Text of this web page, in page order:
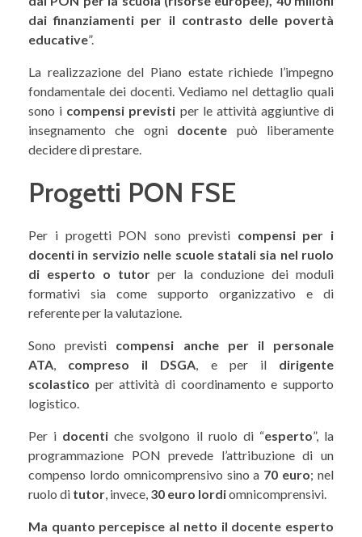
dai finanziamenti per il contrasto delle povertà
educative”.
La realizzazione del Piano estate richiede l’impegno
fondamentale dei docenti. Vediamo nel dettaglio quali
sono i compensi previsti per le attività aggiuntive di
insegnamento che ogni docente può liberamente
decidere di prestare.
Progetti PON FSE
Per i progetti PON sono previsti compensi per i
docenti in servizio nelle scuole statali sia nel ruolo
di esperto o tutor per la conduzione dei moduli
formativi sia come supporto organizzativo e di
referente per la valutazione.
Sono previsti compensi anche per il personale
ATA, compreso il DSGA, e per il dirigente
scolastico per attività di coordinamento e supporto
logistico.
Per i docenti che svolgono il ruolo di “esperto”, la
programmazione PON prevede l’attribuzione di un
compenso lordo omnicomprensivo sino a 70 euro; nel
ruolo di tutor, invece, 30 euro lordiomnicomprensivi.
Ma quanto percepisce al netto il docente esperto